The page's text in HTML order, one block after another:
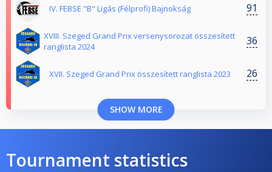
IV. FEBSE "B" Ligás (Félprofi) Bajnokság 91
XVIII. Szeged Grand Prix versenysorozat összesített
ranglista 2024
36
XVII. Szeged Grand Prix összesített ranglista 2023 26
SHOW MORE
Tournament statistics